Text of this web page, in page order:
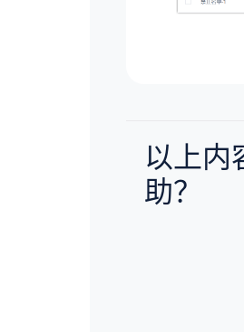
以上内
助？